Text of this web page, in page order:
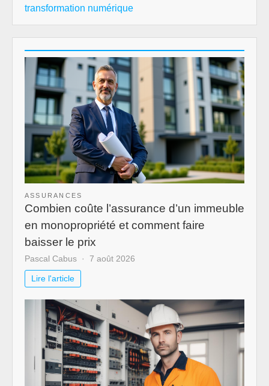
transformation numérique
ASSURANCES
Combien coûte l’assurance d’un immeuble
en monopropriété et comment faire
baisser le prix
Pascal Cabus 7 août 2026
Lire l'article